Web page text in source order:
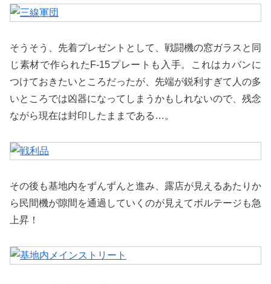
そうそう、先着プレゼントとして、戦闘機の窓ガラスと同
じ素材で作られたF-15プレートも入手。これはカバンに
つけておきたいところだったが、先端が鋭利すぎて人の多
いところでは凶器になってしまうかもしれないので、残念
ながら現在は封印したままである…。
その後も基地内をずんずんと進み、露店が見えるあたりか
ら民間機が隙間を通過していくのが見えてボルテージも急
上昇！